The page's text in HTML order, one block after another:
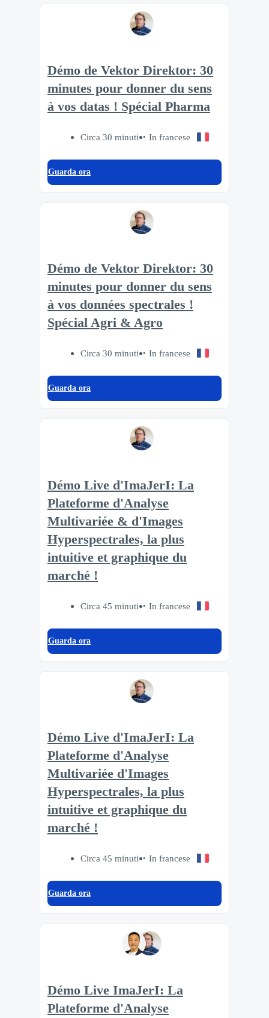
Démo de Vektor Direktor: 30
minutes pour donner du sens
à vos datas ! Spécial Pharma
Circa 30 minuti In francese
Guarda ora
Démo de Vektor Direktor: 30
minutes pour donner du sens
à vos données spectrales !
Spécial Agri & Agro
Circa 30 minuti In francese
Guarda ora
Démo Live d'ImaJerI: La
Plateforme d'Analyse
Multivariée & d'Images
Hyperspectrales, la plus
intuitive et graphique du
marché !
Circa 45 minuti In francese
Guarda ora
Démo Live d'ImaJerI: La
Plateforme d'Analyse
Multivariée d'Images
Hyperspectrales, la plus
intuitive et graphique du
marché !
Circa 45 minuti In francese
Guarda ora
Démo Live ImaJerI: La
Plateforme d'Analyse